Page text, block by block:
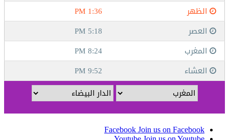
Facebook Join us on Facebook